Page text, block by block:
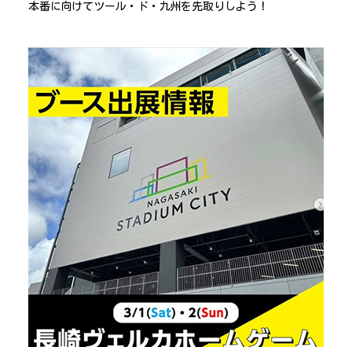
本番に向けてツール・ド・九州を先取りしよう！